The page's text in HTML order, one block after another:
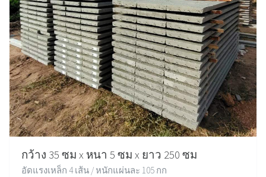
กว้าง 35 ซม x หนา 5 ซม x ยาว 250 ซม
อัดแรงเหล็ก 4 เส้น / หนักแผ่นละ 105 กก